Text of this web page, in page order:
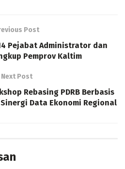
Post
Pejabat Administrator dan
Pemprov Kaltim
Next Post
Rebasing PDRB Berbasis
Data Ekonomi Regional